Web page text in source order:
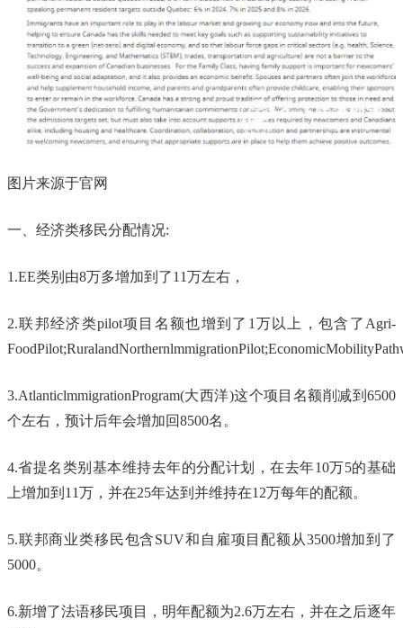
图片来源于官网
一、经济类移民分配情况:
1.EE类别由8万多增加到了11万左右，
2.联邦经济类pilot项目名额也增到了1万以上，包含了Agri-
3.AtlanticlmmigrationProgram(大西洋)这个项目名额削减到6500
个左右，预计后年会增加回8500名。
4.省提名类别基本维持去年的分配计划，在去年10万5的基础
上增加到11万，并在25年达到并维持在12万每年的配额。
5.联邦商业类移民包含SUV和自雇项目配额从3500增加到了
5000。
6.新增了法语移民项目，明年配额为2.6万左右，并在之后逐年